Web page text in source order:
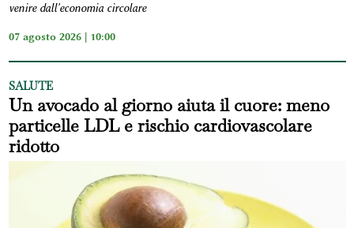
venire dall'economia circolare
07 agosto 2026 | 10:00
SALUTE
Un avocado al giorno aiuta il cuore: meno
particelle LDL e rischio cardiovascolare
ridotto